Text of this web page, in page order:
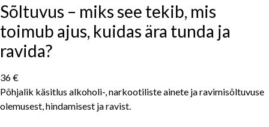
Sõltuvus – miks see tekib, mis
toimub ajus, kuidas ära tunda ja
ravida?
36 €
Põhjalik käsitlus alkoholi-, narkootiliste ainete ja ravimisõltuvuse
olemusest, hindamisest ja ravist.